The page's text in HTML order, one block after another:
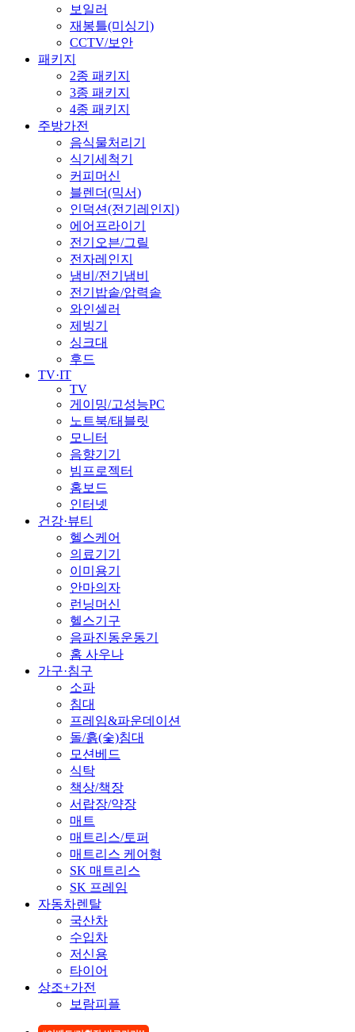
보일러
재봉틀(미싱기)
CCTV/보안
패키지
2종 패키지
3종 패키지
4종 패키지
주방가전
음식물처리기
식기세척기
커피머신
블렌더(믹서)
인덕션(전기레인지)
에어프라이기
전기오븐/그릴
전자레인지
냄비/전기냄비
전기밥솥/압력솥
와인셀러
제빙기
싱크대
후드
TV·IT
TV
게이밍/고성능PC
노트북/태블릿
모니터
음향기기
빔프로젝터
홈보드
인터넷
건강·뷰티
헬스케어
의료기기
이미용기
안마의자
런닝머신
헬스기구
음파진동운동기
홈 사우나
가구·침구
소파
침대
프레임&파운데이션
돌/흙(숯)침대
모션베드
식탁
책상/책장
서랍장/약장
매트
매트리스/토퍼
매트리스 케어형
SK 매트리스
SK 프레임
자동차렌탈
국산차
수입차
저신용
타이어
상조+가전
보람피플